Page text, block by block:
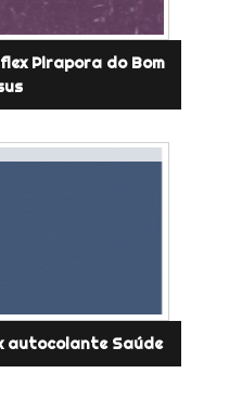
Pirapora do Bom
autocolante Saúde